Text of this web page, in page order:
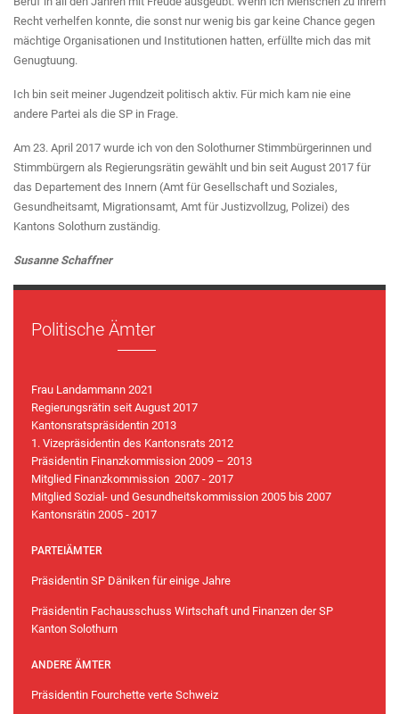
Recht verhelfen konnte, die sonst nur wenig bis gar keine Chance gegen
mächtige Organisationen und Institutionen hatten, erfüllte mich das mit
Genugtuung.
Ich bin seit meiner Jugendzeit politisch aktiv. Für mich kam nie eine
andere Partei als die SP in Frage.
Am 23. April 2017 wurde ich von den Solothurner Stimmbürgerinnen und
Stimmbürgern als Regierungsrätin gewählt und bin seit August 2017 für
das Departement des Innern (Amt für Gesellschaft und Soziales,
Gesundheitsamt, Migrationsamt, Amt für Justizvollzug, Polizei) des
Kantons Solothurn zuständig.
Susanne Schaffner
Politische Ämter
Frau Landammann 2021
Regierungsrätin seit August 2017
Kantonsratspräsidentin 2013
1. Vizepräsidentin des Kantonsrats 2012
Präsidentin Finanzkommission 2009 – 2013
Mitglied Finanzkommission 2007 - 2017
Mitglied Sozial- und Gesundheitskommission 2005 bis 2007
Kantonsrätin 2005 - 2017
PARTEIÄMTER
Präsidentin SP Däniken für einige Jahre
Präsidentin Fachausschuss Wirtschaft und Finanzen der SP
Kanton Solothurn
ANDERE ÄMTER
Präsidentin Fourchette verte Schweiz